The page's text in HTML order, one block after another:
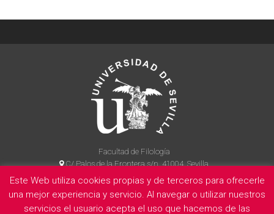
Facultad de Filología
C/ Palos de la Frontera s/n, 41004, Sevilla
954 55 14 90
Este Web utiliza cookies propias y de terceros para ofrecerle
una mejor experiencia y servicio. Al navegar o utilizar nuestros
servicios el usuario acepta el uso que hacemos de las